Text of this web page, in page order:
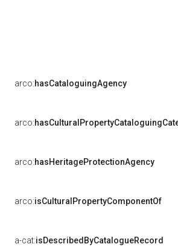
arco:hasCataloguingAgency
arco:
arco:hasHeritageProtectionAgency
arco:isCulturalPropertyComponentOf
a-cat:isDescribedByCatalogueRecord